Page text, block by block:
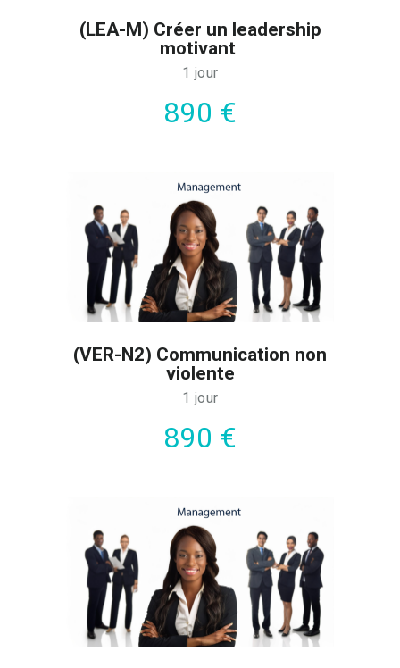
(LEA-M) Créer un leadership
motivant
1 jour
890 €
(VER-N2) Communication non
violente
1 jour
890 €